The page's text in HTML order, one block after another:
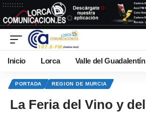
Inicio Lorca Valle del Guadalentín
PORTADA REGION DE MURCIA
La Feria del Vino y del